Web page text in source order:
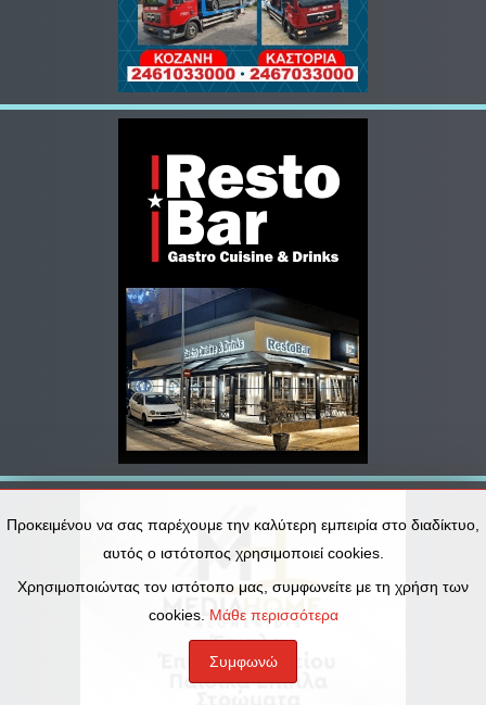
Προκειμένου να σας παρέχουμε την καλύτερη εμπειρία στο διαδίκτυο,
αυτός ο ιστότοπος χρησιμοποιεί cookies.
Χρησιμοποιώντας τον ιστότοπο μας, συμφωνείτε με τη χρήση των
cookies. Μάθε περισσότερα
Συμφωνώ